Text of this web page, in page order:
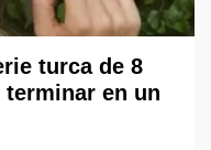
turca de 8
en un